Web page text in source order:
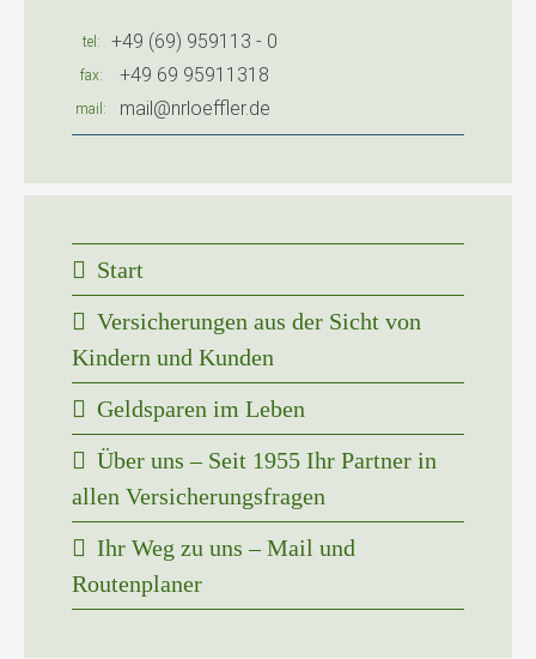
tel +49 (69) 959113 - 0
fax +49 69 95911318
mail mail@nrloeffler.de
Start
Versicherungen aus der Sicht von
Kindern und Kunden
Geldsparen im Leben
Über uns – Seit 1955 Ihr Partner in
allen Versicherungsfragen
Ihr Weg zu uns – Mail und
Routenplaner